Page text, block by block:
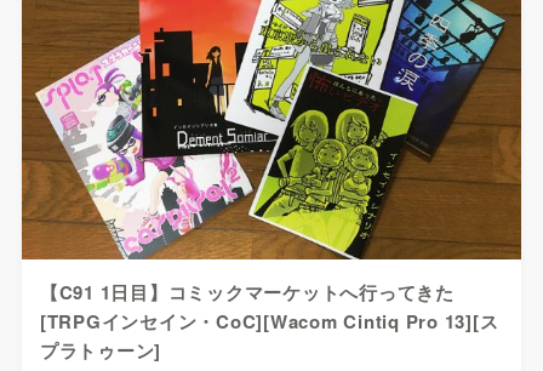
【C91 1日目】コミックマーケットへ行ってきた
[TRPGインセイン・CoC][Wacom Cintiq Pro 13][ス
プラトゥーン]